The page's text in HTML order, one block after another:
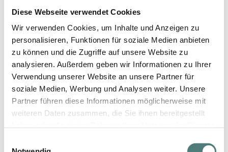
Diese Webseite verwendet Cookies
Wir verwenden Cookies, um Inhalte und Anzeigen zu
personalisieren, Funktionen für soziale Medien anbieten
zu können und die Zugriffe auf unsere Website zu
analysieren. Außerdem geben wir Informationen zu Ihrer
Verwendung unserer Website an unsere Partner für
soziale Medien, Werbung und Analysen weiter. Unsere
Partner führen diese Informationen möglicherweise mit
weiteren Daten zusammen, die Sie ihnen bereitgestellt
169,00 €